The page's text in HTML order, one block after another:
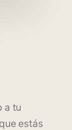
a tu
estás